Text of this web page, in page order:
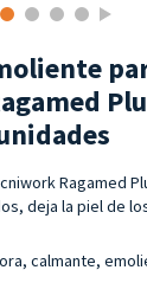
Ragamed
deja la piel de
calmante,